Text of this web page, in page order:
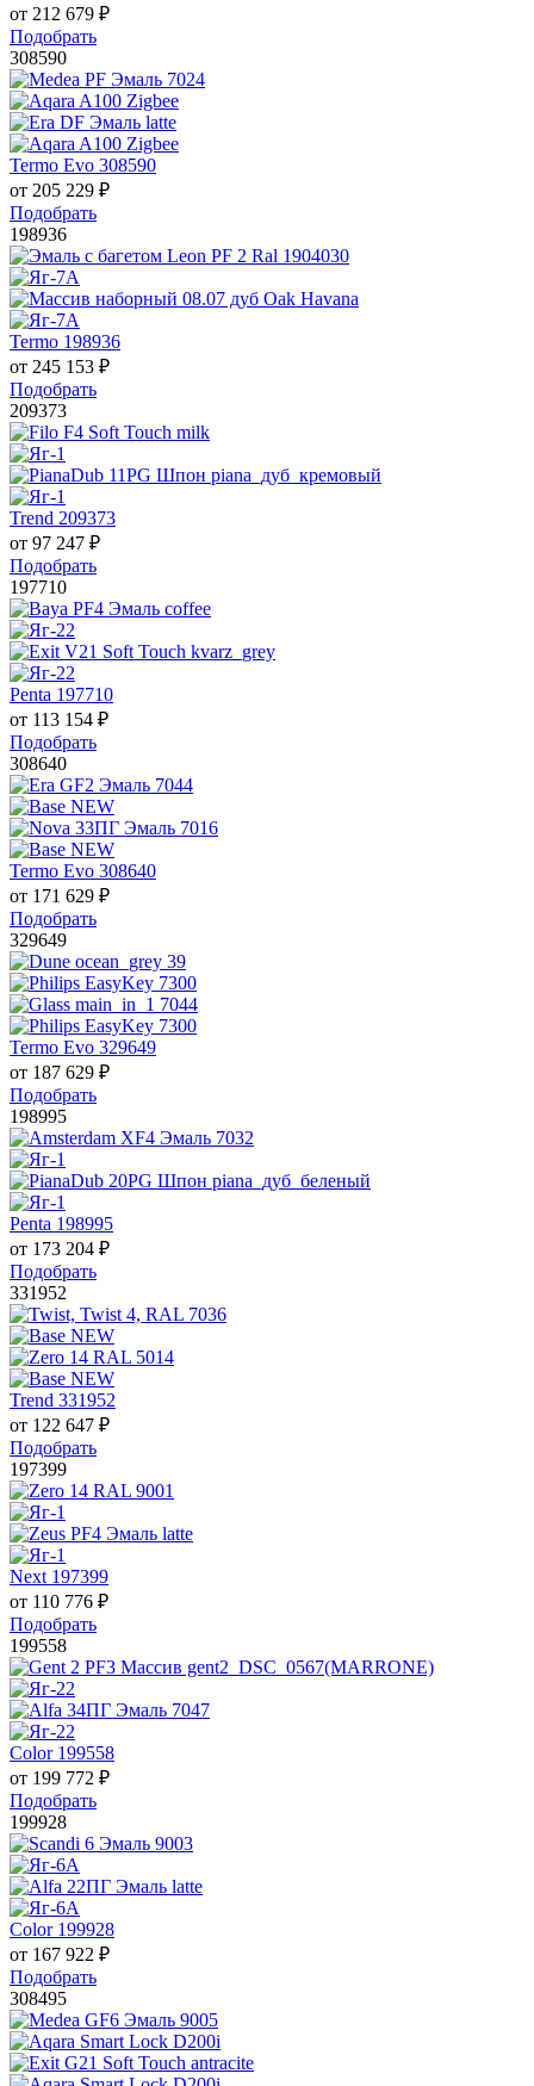
от 212 679 ₽
Подобрать
308590
Termo Evo 308590
от 205 229 ₽
Подобрать
198936
Termo 198936
от 245 153 ₽
Подобрать
209373
Trend 209373
от 97 247 ₽
Подобрать
197710
Penta 197710
от 113 154 ₽
Подобрать
308640
Termo Evo 308640
от 171 629 ₽
Подобрать
329649
Termo Evo 329649
от 187 629 ₽
Подобрать
198995
Penta 198995
от 173 204 ₽
Подобрать
331952
Trend 331952
от 122 647 ₽
Подобрать
197399
Next 197399
от 110 776 ₽
Подобрать
199558
Color 199558
от 199 772 ₽
Подобрать
199928
Color 199928
от 167 922 ₽
Подобрать
308495